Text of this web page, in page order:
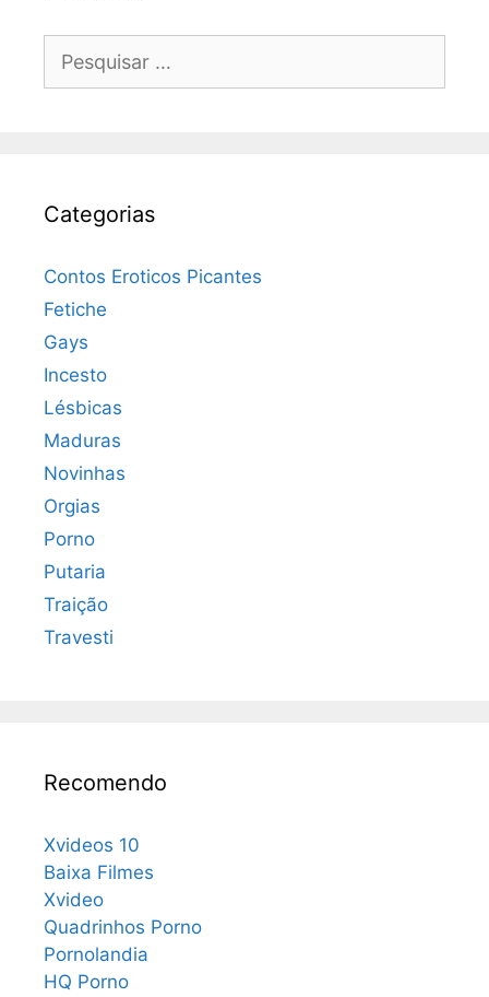
por:
Categorias
Contos Eroticos Picantes
Fetiche
Gays
Incesto
Lésbicas
Maduras
Novinhas
Orgias
Porno
Putaria
Traição
Travesti
Recomendo
Xvideos 10
Baixa Filmes
Xvideo
Quadrinhos Porno
Pornolandia
HQ Porno